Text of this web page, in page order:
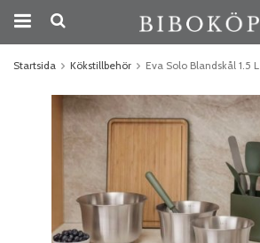
Startsida Kökstillbehör Eva Solo Blandskål 1.5 L